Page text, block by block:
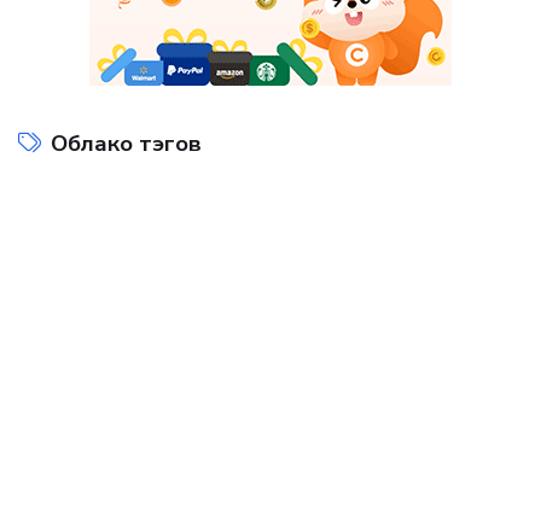
Облако тэгов